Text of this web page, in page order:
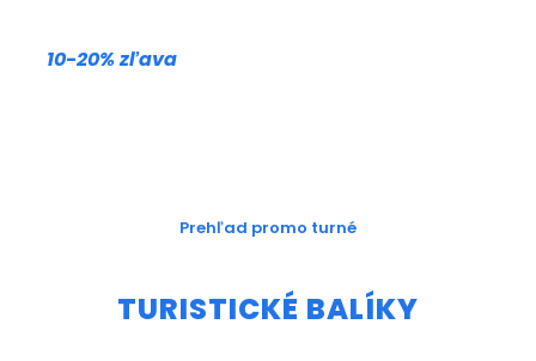
10-20% zľava
Prehľad promo turné
TURISTICKÉ BALÍKY